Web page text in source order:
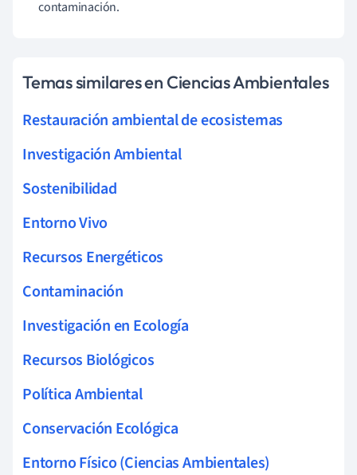
contaminación.
Temas similares en Ciencias Ambientales
Restauración ambiental de ecosistemas
Investigación Ambiental
Sostenibilidad
Entorno Vivo
Recursos Energéticos
Contaminación
Investigación en Ecología
Recursos Biológicos
Política Ambiental
Conservación Ecológica
Entorno Físico (Ciencias Ambientales)